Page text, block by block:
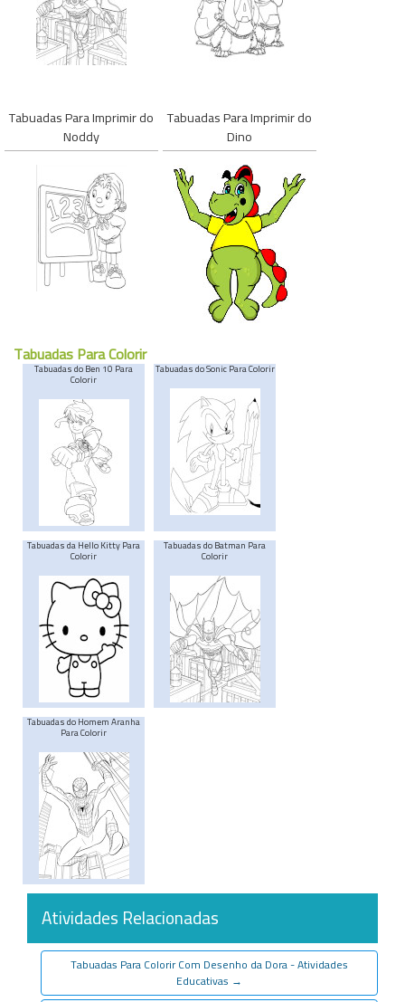
Tabuadas Para Imprimir do
Noddy
Tabuadas Para Imprimir do
Dino
Tabuadas Para Colorir
Tabuadas do Ben 10 Para
Colorir
Tabuadas do Sonic Para Colorir
Tabuadas da Hello Kitty Para
Colorir
Tabuadas do Batman Para
Colorir
Tabuadas do Homem Aranha
Para Colorir
Atividades Relacionadas
Tabuadas Para Colorir Com Desenho da Dora - Atividades
Educativas →